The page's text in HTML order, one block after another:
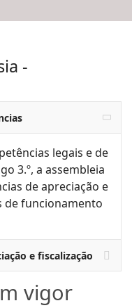
-
legais e de
3.º, a assembleia
de apreciação e
de funcionamento
e fiscalização
vigor